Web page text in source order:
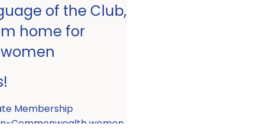
of the Club,
home for
Membership
Commonwealth women.